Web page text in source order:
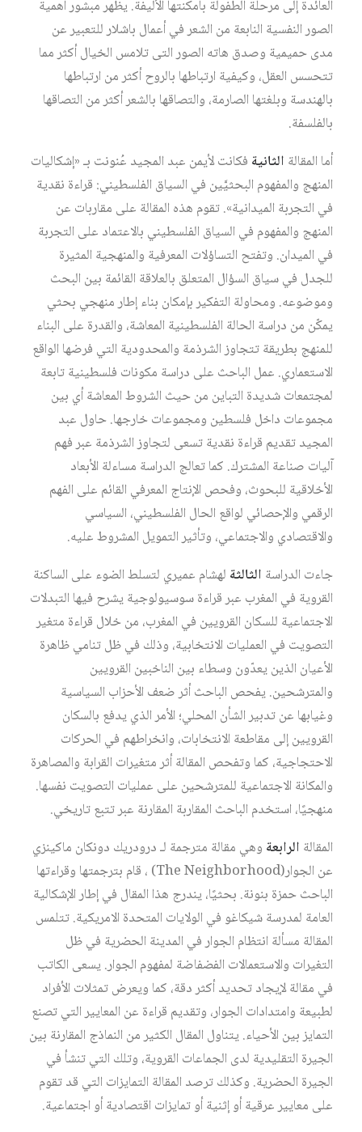
العائدة إلى مرحلة الطفولة بأمكنتها الأليفة. يظهر مبشور أهمية
الصور النفسية النابعة من الشعر في أعمال باشلار للتعبير عن
مدى حميمية وصدق هاته الصور التى تلامس الخيال أكثر مما
تتحسس العقل، وكيفية ارتباطها بالروح أكثر من ارتباطها
بالهندسة وبلغتها الصارمة، والتصاقها بالشعر أكثر من التصاقها
بالفلسفة.
أما المقالة الثانية فكانت لأيمن عبد المجيد عُنونت بـ «إشكاليات
المنهج والمفهوم البحثيَّين في السياق الفلسطيني: قراءة نقدية
في التجربة الميدانية». تقوم هذه المقالة على مقاربات عن
المنهج والمفهوم في السياق الفلسطيني بالاعتماد على التجربة
في الميدان. وتفتح التساؤلات المعرفية والمنهجية المثيرة
للجدل في سياق السؤال المتعلق بالعلاقة القائمة بين البحث
وموضوعه. ومحاولة التفكير بإمكان بناء إطار منهجي بحثي
يمكّن من دراسة الحالة الفلسطينية المعاشة، والقدرة على البناء
للمنهج بطريقة تتجاوز الشرذمة والمحدودية التي فرضها الواقع
الاستعماري. عمل الباحث على دراسة مكونات فلسطينية تابعة
لمجتمعات شديدة التباين من حيث الشروط المعاشة أي بين
مجموعات داخل فلسطين ومجموعات خارجها. حاول عبد
المجيد تقديم قراءة نقدية تسعى لتجاوز الشرذمة عبر فهم
آليات صناعة المشترك. كما تعالج الدراسة مساءلة الأبعاد
الأخلاقية للبحوث، وفحص الإنتاج المعرفي القائم على الفهم
الرقمي والإحصائي لواقع الحال الفلسطيني، السياسي
والاقتصادي والاجتماعي، وتأثير التمويل المشروط عليه.
جاءت الدراسة الثالثة لهشام عميري لتسلط الضوء على الساكنة
القروية في المغرب عبر قراءة سوسيولوجية يشرح فيها التبدلات
الاجتماعية للسكان القرويين في المغرب، من خلال قراءة متغير
التصويت في العمليات الانتخابية، وذلك في ظل تنامي ظاهرة
الأعيان الذين يعدّون وسطاء بين الناخبين القرويين
والمترشحين. يفحص الباحث أثر ضعف الأحزاب السياسية
وغيابها عن تدبير الشأن المحلي؛ الأمر الذي يدفع بالسكان
القرويين إلى مقاطعة الانتخابات، وانخراطهم في الحركات
الاحتجاجية، كما وتفحص المقالة أثر متغيرات القرابة والمصاهرة
والمكانة الاجتماعية للمترشحين على عمليات التصويت نفسها.
منهجيًا، استخدم الباحث المقاربة المقارنة عبر تتبع تاريخي.
المقالة الرابعة وهي مقالة مترجمة لـ درودريك دونكان ماكينزي
عن الجوار(The Neighborhood) ، قام بترجمتها وقراءتها
الباحث حمزة بنونة. بحثيًا، يندرج هذا المقال في إطار الإشكالية
العامة لمدرسة شيكاغو في الولايات المتحدة الامريكية. تتلمس
المقالة مسألة انتظام الجوار في المدينة الحضرية في ظل
التغيرات والاستعمالات الفضفاضة لمفهوم الجوار. يسعى الكاتب
في مقالة لإيجاد تحديد أكثر دقة، كما ويعرض تمثلات الأفراد
لطبيعة وامتدادات الجوار، وتقديم قراءة عن المعايير التي تصنع
التمايز بين الأحياء. يتناول المقال الكثير من النماذج المقارنة بين
الجيرة التقليدية لدى الجماعات القروية، وتلك التي تنشأ في
الجيرة الحضرية. وكذلك ترصد المقالة التمايزات التي قد تقوم
على معايير عرقية أو إثنية أو تمايزات اقتصادية أو اجتماعية.